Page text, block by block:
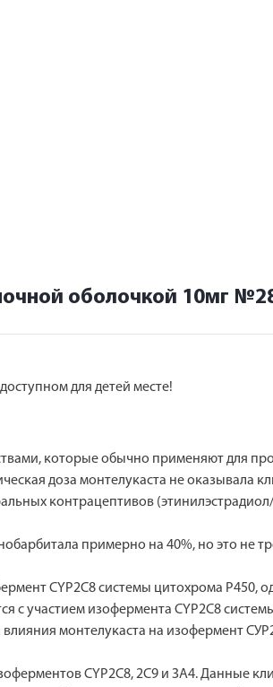
оболочкой 10мг
для детей месте!
которые обычно применяют для
доза монтелукаста не оказывала
контрацептивов
примерно на 40%, но это не
CYP2C8 системы цитохрома Р450,
с участием изофермента CYP2C8
монтелукаста на изофермент
CYP2C8, 2С9 и ЗА4. Данные